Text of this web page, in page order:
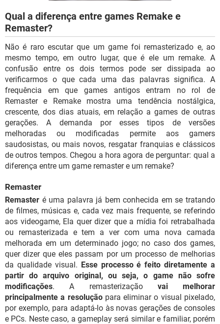
Qual a diferença entre games Remake e
Remaster?
Não é raro escutar que um game foi remasterizado e, ao
mesmo tempo, em outro lugar, que é ele um remake. A
confusão entre os dois termos pode ser dissipada ao
verificarmos o que cada uma das palavras significa. A
frequência em que games antigos entram no rol de
Remaster e Remake mostra uma tendência nostálgica,
crescente, dos dias atuais, em relação a games de outras
gerações. A demanda por esses tipos de versões
melhoradas ou modificadas permite aos gamers
saudosistas, ou mais novos, resgatar franquias e clássicos
de outros tempos. Chegou a hora agora de perguntar: qual a
diferença entre um game remaster e um remake?
Remaster
Remaster é uma palavra já bem conhecida em se tratando
de filmes, músicas e, cada vez mais frequente, se referindo
aos videogame, Ela quer dizer que a mídia foi retrabalhada
ou remasterizada e tem a ver com uma nova camada
melhorada em um determinado jogo; no caso dos games,
quer dizer que eles passam por um processo de melhorias
da qualidade visual. Esse processo é feito diretamente a
partir do arquivo original, ou seja, o game não sofre
modificações. A remasterização vai melhorar
principalmente a resoluçãopara eliminar o visual pixelado,
por exemplo, para adaptá-lo às novas gerações de consoles
e PCs. Neste caso, a gameplay será similar e familiar, porém